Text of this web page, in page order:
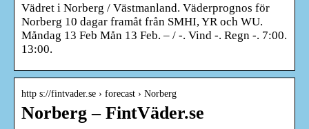
Vädret i Norberg / Västmanland. Väderprognos för
Norberg 10 dagar framåt från SMHI, YR och WU.
Måndag 13 Feb Mån 13 Feb. – / -. Vind -. Regn -. 7:00.
13:00.
http s://fintvader.se › forecast › Norberg
Norberg – FintVäder.se